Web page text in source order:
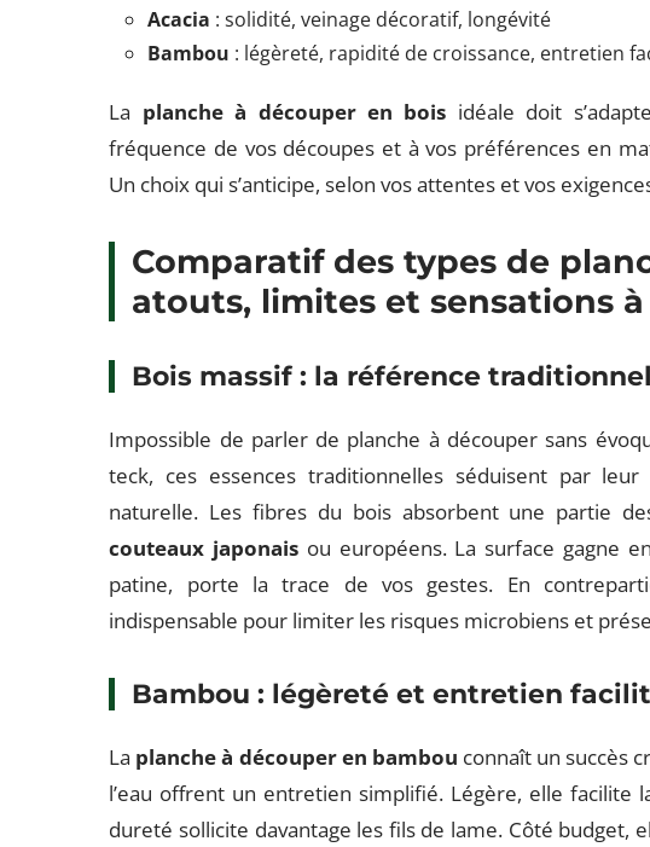
Acacia : solidité, veinage décoratif, longévité
Bambou : légèreté, rapidité de croissance, entretien
La planche à découper en bois idéale doit
fréquence de vos découpes et à vos préférences en
Un choix qui s’anticipe, selon vos attentes et vos
Comparatif des types de
atouts, limites et sensations à
Bois massif : la référence
Impossible de parler de planche à découper sans
teck, ces essences traditionnelles séduisent par
naturelle. Les fibres du bois absorbent une partie
couteaux japonais ou européens. La surface gagne
patine, porte la trace de vos gestes. En
indispensable pour limiter les risques microbiens et
Bambou : légèreté et entretien
La planche à découper en bambou connaît un succès
l’eau offrent un entretien simplifié. Légère, elle facilite
dureté sollicite davantage les fils de lame. Côté budget,